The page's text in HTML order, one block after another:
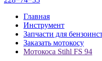
Главная
Инструмент
Запчасти для
Заказать мотокосу
Мотокоса Stihl FS 94